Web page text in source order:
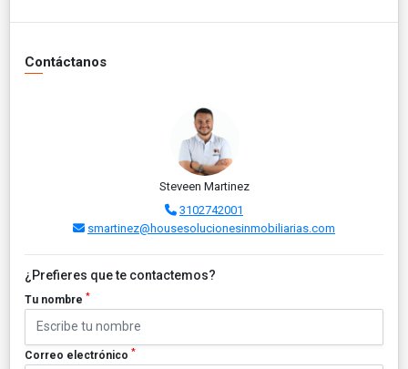
Contáctanos
Steveen Martinez
3102742001
smartinez@housesolucionesinmobiliarias.com
¿Prefieres que te contactemos?
Tu nombre *
Correo electrónico *